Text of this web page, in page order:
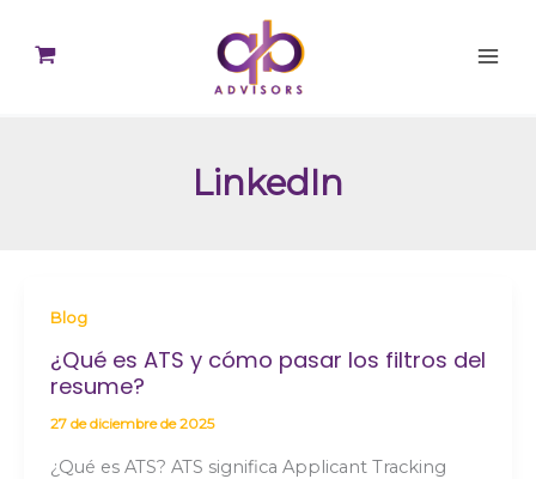
contenido
LinkedIn
Blog
¿Qué es ATS y cómo pasar los filtros del
resume?
27 de diciembre de 2025
¿Qué es ATS? ATS significa Applicant Tracking